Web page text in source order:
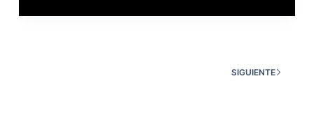
SIGUIENTE